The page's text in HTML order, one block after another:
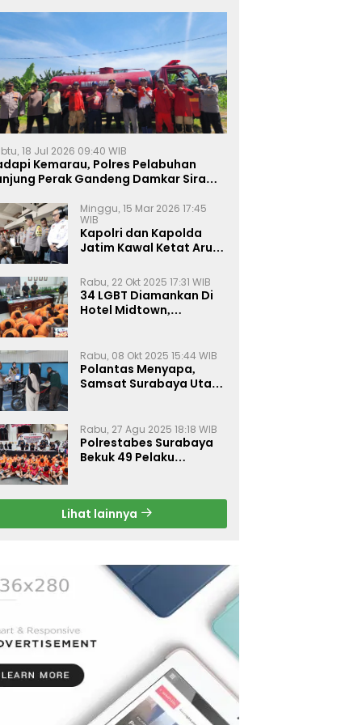
18 Jul 2026 09:40 WIB
Kemarau, Polres Pelabuhan
Perak Gandeng Damkar Siram
Minggu, 15 Mar 2026 17:45
WIB
Kapolri dan Kapolda
Jatim Kawal Ketat Arus
Rabu, 22 Okt 2025 17:31 WIB
34 LGBT Diamankan Di
Hotel Midtown,
Rabu, 08 Okt 2025 15:44 WIB
Polantas Menyapa,
Samsat Surabaya Utara
Rabu, 27 Agu 2025 18:18 WIB
Polrestabes Surabaya
Bekuk 49 Pelaku
Gratis
Lihat lainnya